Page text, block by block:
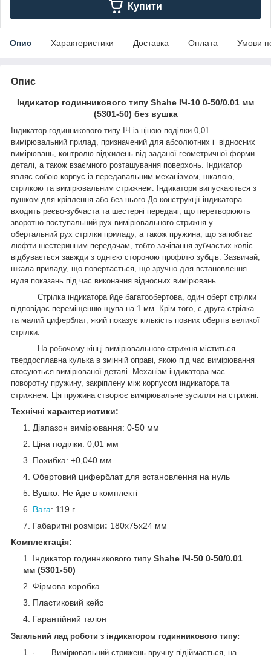
Купити
Опис Характеристики Доставка Оплата Умови
Опис
Індикатор годинникового типу Shahe ІЧ-10 0-50/0.01 мм
(5301-50) без вушка
Індикатор годинникового типу ІЧ із ціною поділки 0,01 —
вимірювальний прилад, призначений для абсолютних і відносних
вимірювань, контролю відхилень від заданої геометричної форми
деталі, а також взаємного розташування поверхонь. Індикатор
являє собою корпус із передавальним механізмом, шкалою,
стрілкою та вимірювальним стрижнем. Індикатори випускаються з
вушком для кріплення або без нього До конструкції індикатора
входить реєво-зубчаста та шестерні передачі, що перетворюють
зворотно-поступальний рух вимірювального стрижня у
обертальний рух стрілки приладу, а також пружина, що запобігає
люфти шестеринним передачам, тобто зачіпання зубчастих коліс
відбувається завжди з однією стороною профілю зубців. Зазвичай,
шкала приладу, що повертається, що зручно для встановлення
нуля показань під час виконання відносних вимірювань.
Стрілка індикатора йде багатообертова, один оберт стрілки
відповідає переміщенню щупа на 1 мм. Крім того, є друга стрілка
та малий циферблат, який показує кількість повних обертів великої
стрілки.
На робочому кінці вимірювального стрижня міститься
твердосплавна кулька в змінній оправі, якою під час вимірювання
стосуються вимірюваної деталі. Механізм індикатора має
поворотну пружину, закріплену між корпусом індикатора та
стрижнем. Ця пружина створює вимірювальне зусилля на стрижні.
Технічні характеристики:
Діапазон вимірювання: 0-50 мм
Ціна поділки: 0,01 мм
Похибка: ±0,040 мм
Обертовий циферблат для встановлення на нуль
Вушко: Не йде в комплекті
Вага: 119 г
Габаритні розміри: 180x75x24 мм
Комплектація:
Індикатор годинникового типу Shahe ІЧ-50 0-50/0.01
мм (5301-50)
Фірмова коробка
Пластиковий кейс
Гарантійний талон
Загальний лад роботи з індикатором годинникового типу:
·
Вимірювальний стрижень вручну підіймається, на